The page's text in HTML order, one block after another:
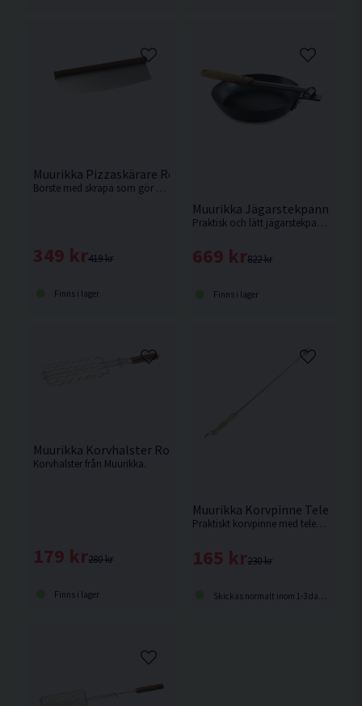
Muurikka Pizzaskärare Rostfritt/ask 32,5cm
Borste med skrapa som gör det enkelt att rengöra din pizzaugn.
419 kr
349 kr
Finns i lager
Muurikka Jägarstekpanna
Praktisk och lätt jägarstekpanna av kolstål med hopfällbart handtag.
822 kr
669 kr
Finns i lager
Muurikka Korvhalster Rostfritt/Trä 44,5cm
Korvhalster från Muurikka.
280 kr
179 kr
Finns i lager
Muurikka Korvpinne Teleskop
Praktiskt korvpinne med teleskophandtag från Muurikka.
230 kr
165 kr
Skickas normalt inom 1-3 dagar